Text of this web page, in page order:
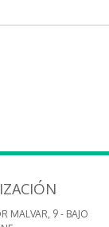
MALVAR, 9 - BAJO